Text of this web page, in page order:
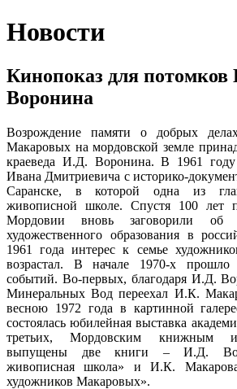
Новости
Кинопоказ для
Воронина
Возрождение памяти о добрых
Макаровых на мордовской земле
краеведа И.Д. Воронина. В 1961 году
Ивана Дмитриевича с историко-
Саранске, в которой одна из
живописной школе. Спустя 100 лет
Мордовии вновь заговорили об
художественного образования в
1961 года интерес к семье
возрастал. В начале 1970-х прошло
событий. Во-первых, благодаря И.Д.
Минеральных Вод переехал И.К.
весною 1972 года в картинной
состоялась юбилейная выставка
третьих, Мордовским книжным
выпущены две книги – И.Д.
живописная школа» и И.К.
художников Макаровых».